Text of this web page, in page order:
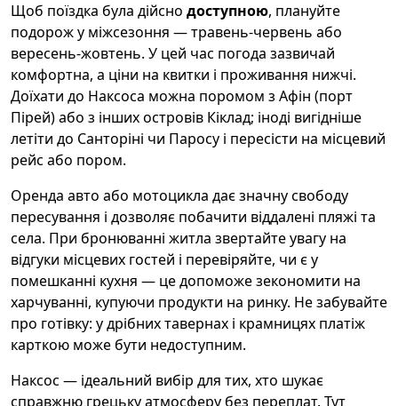
Щоб поїздка була дійсно доступною, плануйте
подорож у міжсезоння — травень-червень або
вересень-жовтень. У цей час погода зазвичай
комфортна, а ціни на квитки і проживання нижчі.
Доїхати до Наксоса можна поромом з Афін (порт
Пірей) або з інших островів Кіклад; іноді вигідніше
летіти до Санторіні чи Паросу і пересісти на місцевий
рейс або пором.
Оренда авто або мотоцикла дає значну свободу
пересування і дозволяє побачити віддалені пляжі та
села. При бронюванні житла звертайте увагу на
відгуки місцевих гостей і перевіряйте, чи є у
помешканні кухня — це допоможе зекономити на
харчуванні, купуючи продукти на ринку. Не забувайте
про готівку: у дрібних тавернах і крамницях платіж
карткою може бути недоступним.
Наксос — ідеальний вибір для тих, хто шукає
справжню грецьку атмосферу без переплат. Тут